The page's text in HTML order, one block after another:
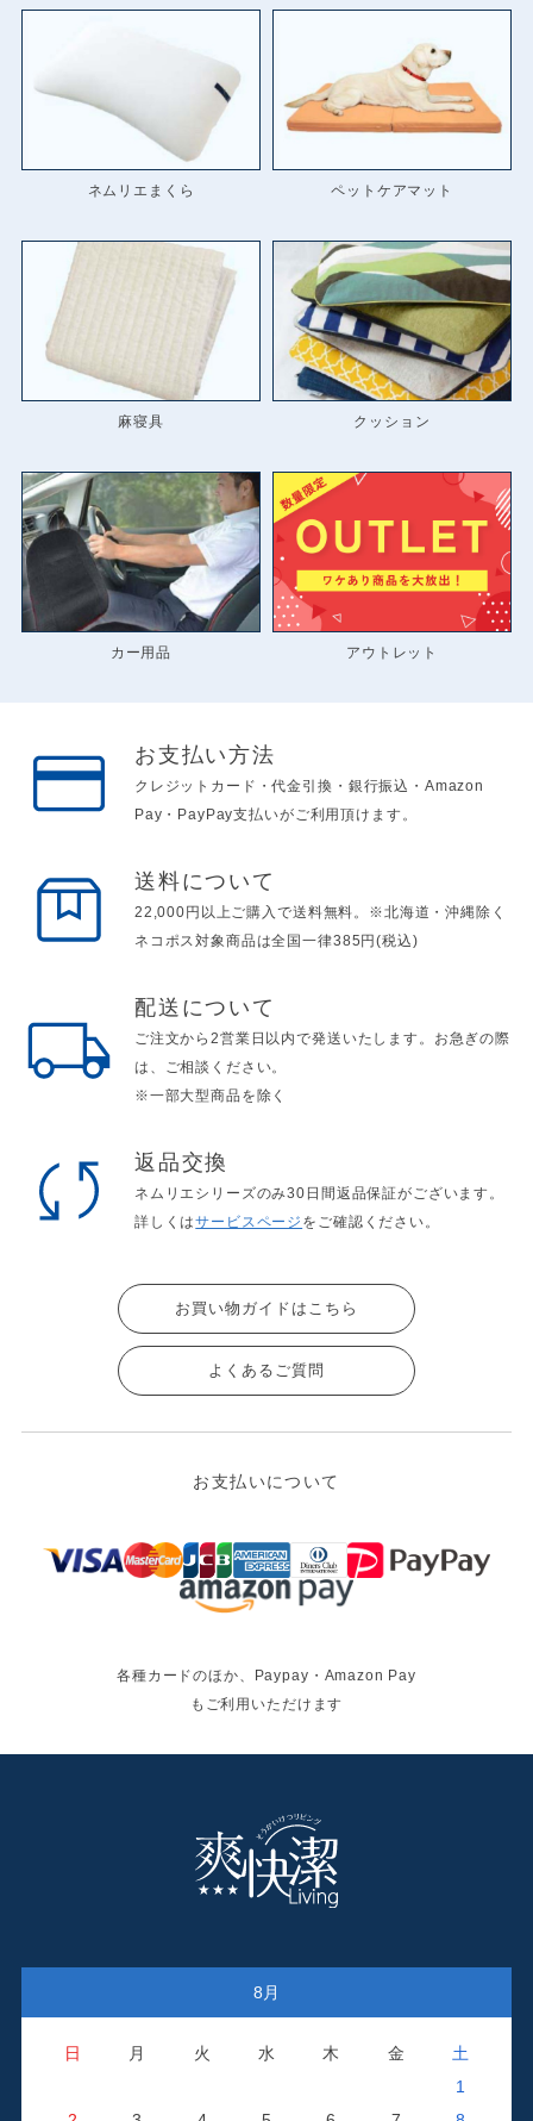
ネムリエまくら ペットケアマット
麻寝具 クッション
カー用品 アウトレット
お支払い方法
クレジットカード・代金引換・銀行振込・Amazon
Pay・PayPay支払いがご利用頂けます。
送料について
22,000円以上ご購入で送料無料。※北海道・沖縄除く
ネコポス対象商品は全国一律385円(税込)
配送について
ご注文から2営業日以内で発送いたします。お急ぎの際
は、ご相談ください。
※一部大型商品を除く
返品交換
ネムリエシリーズのみ30日間返品保証がございます。
詳しくはサービスページ をご確認ください。
お買い物ガイドはこちら
よくあるご質問
お支払いについて
各種カードのほか、Paypay・Amazon Pay
もご利用いただけます
8月
日 月 火 水 木 金
土
1